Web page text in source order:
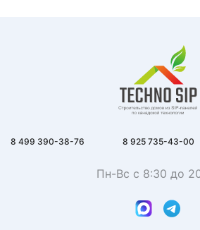
8 499 390-38-76 8 925 735-43-00
Пн-Вс с 8:30 до